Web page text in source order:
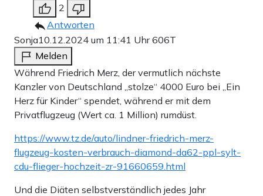
2
Antworten
Sonja10.12.2024 um 11:41 Uhr606T
Melden
Während Friedrich Merz, der vermutlich nächste
Kanzler von Deutschland „stolze“ 4000 Euro bei „Ein
Herz für Kinder“ spendet, während er mit dem
Privatflugzeug (Wert ca. 1 Million) rumdüst.
https://www.tz.de/auto/lindner-friedrich-merz-
flugzeug-kosten-verbrauch-diamond-da62-ppl-sylt-
cdu-flieger-hochzeit-zr-91660659.html
Und die Diäten selbstverständlich jedes Jahr